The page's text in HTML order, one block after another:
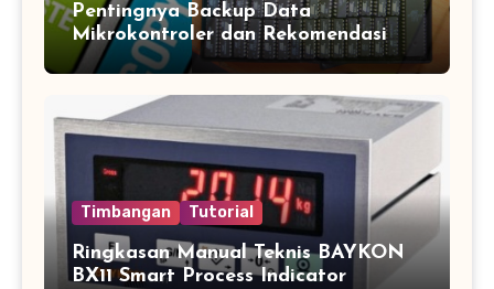
Pentingnya Backup Data
Mikrokontroler dan Rekomendasi
Jasa Copy IC Terpercaya
Timbangan Tutorial
Ringkasan Manual Teknis BAYKON
BX11 Smart Process Indicator